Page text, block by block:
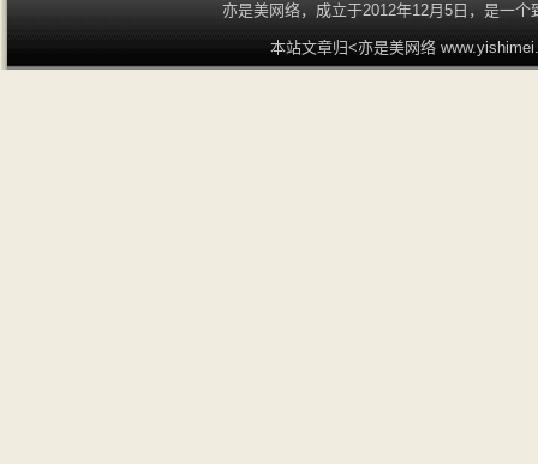
亦是美网络，成立于2012年12月5日，是一
本站文章归<亦是美网络